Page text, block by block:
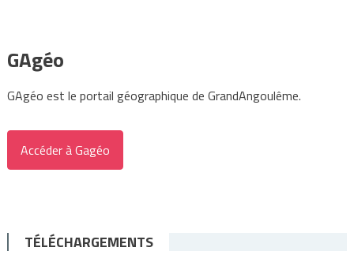
GAgéo
GAgéo est le portail géographique de GrandAngoulême.
Accéder à Gagéo
TÉLÉCHARGEMENTS